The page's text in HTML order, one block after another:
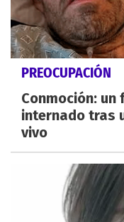
PREOCUPACIÓN
Conmoción:
internado tras
vivo